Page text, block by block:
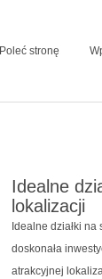
Poleć stronę
Idealne
lokalizacji
Idealne działki na
doskonała
atrakcyjnej